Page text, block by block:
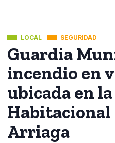
LOCAL SEGURIDAD
Guardia
incendio en
ubicada en
Habitacional
Arriaga